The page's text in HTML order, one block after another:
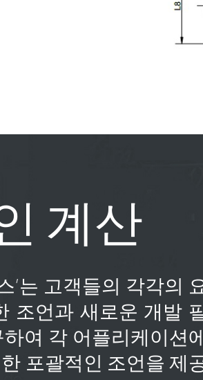
계산
’는 고객들의 각각의
조언과 새로운 개발
여 각 어플리케이션
포괄적인 조언을 제